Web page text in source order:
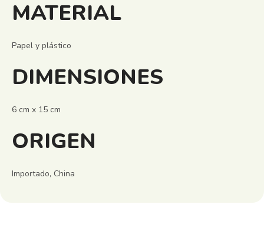
MATERIAL
Papel y plástico
DIMENSIONES
6 cm x 15 cm
ORIGEN
Importado, China